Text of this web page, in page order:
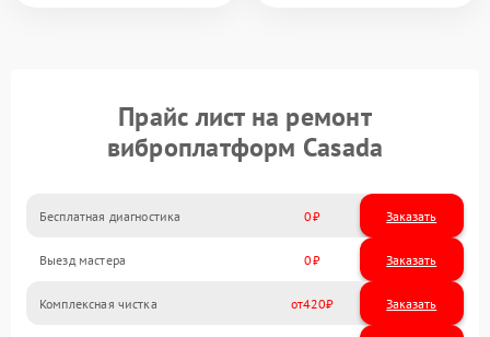
Прайс лист на ремонт
виброплатформ Casada
Бесплатная диагностика 0 Заказать
Выезд мастера 0 Заказать
Комплексная чистка 420